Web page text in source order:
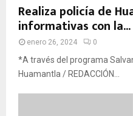
Realiza policía de
informativas con la...
enero 26, 2024 0
*A través del programa
Huamantla / REDACCIÓN...